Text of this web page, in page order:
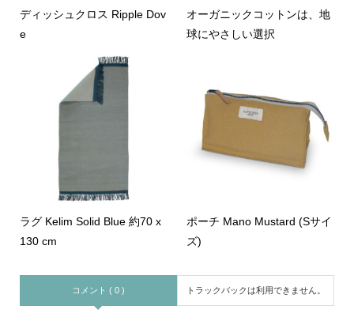
ディッシュクロス Ripple Dov
e
オーガニックコットンは、地
球にやさしい選択
ラグ Kelim Solid Blue 約70 x
130 cm
ポーチ Mano Mustard (Sサイ
ズ)
コメント ( 0 ) トラックバックは利用できません。